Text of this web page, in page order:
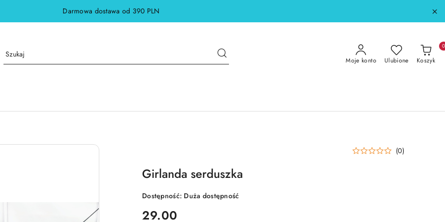
Darmowa dostawa od 390 PLN
Moje konto Ulubione Koszyk
0
(0)
Girlanda serduszka
Dostępność: Duża dostępność
cena:
29.00